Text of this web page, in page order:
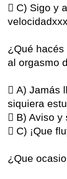
 C) Sigo y
velocidadxxx
¿Qué
al orgasmo
 A) Jamás
siquiera
 B) Aviso y
 C) ¡Que
¿Que